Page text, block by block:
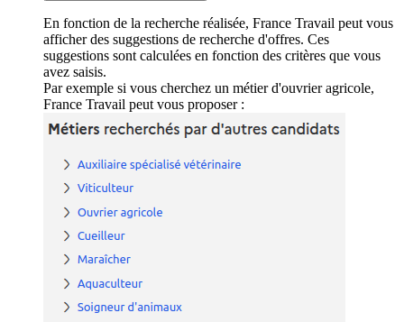
En fonction de la recherche réalisée, France Travail peut vous
afficher des suggestions de recherche d'offres. Ces
suggestions sont calculées en fonction des critères que vous
avez saisis.
Par exemple si vous cherchez un métier d'ouvrier agricole,
France Travail peut vous proposer :